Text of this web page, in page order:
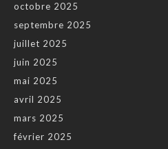
octobre 2025
septembre 2025
juillet 2025
juin 2025
mai 2025
avril 2025
mars 2025
février 2025